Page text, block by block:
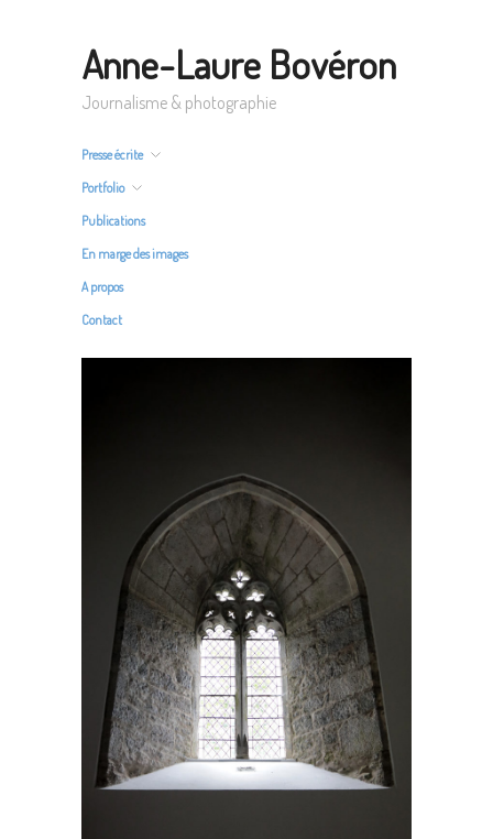
Anne-Laure Bovéron
Journalisme & photographie
Presse écrite
Portfolio
Publications
En marge des images
A propos
Contact